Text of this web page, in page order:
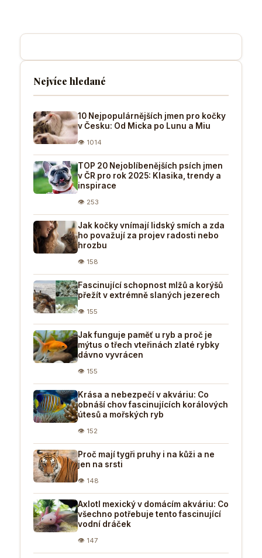
Nejvíce hledané
10 Nejpopulárnějších jmen pro kočky
v Česku: Od Micka po Lunu a Miu
👁 1014
TOP 20 Nejoblíbenějších psích jmen
v ČR pro rok 2025: Klasika, trendy a
inspirace
👁 253
Jak kočky vnímají lidský smích a zda
ho považují za projev radosti nebo
hrozbu
👁 158
Fascinující schopnost mlžů a korýšů
přežít v extrémně slaných jezerech
👁 155
Jak funguje paměť u ryb a proč je
mýtus o třech vteřinách zlaté rybky
dávno vyvrácen
👁 155
Krása a nebezpečí v akváriu: Co
obnáší chov fascinujících korálových
útesů a mořských ryb
👁 152
Proč mají tygři pruhy i na kůži a ne
jen na srsti
👁 148
Axlotl mexický v domácím akváriu: Co
všechno potřebuje tento fascinující
vodní dráček
👁 147